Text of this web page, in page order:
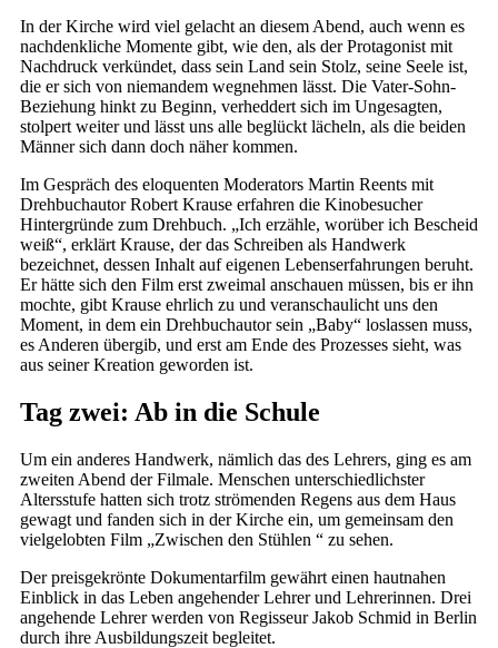
In der Kirche wird viel gelacht an diesem Abend, auch wenn es
nachdenkliche Momente gibt, wie den, als der Protagonist mit
Nachdruck verkündet, dass sein Land sein Stolz, seine Seele ist,
die er sich von niemandem wegnehmen lässt. Die Vater-Sohn-
Beziehung hinkt zu Beginn, verheddert sich im Ungesagten,
stolpert weiter und lässt uns alle beglückt lächeln, als die beiden
Männer sich dann doch näher kommen.
Im Gespräch des eloquenten Moderators Martin Reents mit
Drehbuchautor Robert Krause erfahren die Kinobesucher
Hintergründe zum Drehbuch. „Ich erzähle, worüber ich Bescheid
weiß“, erklärt Krause, der das Schreiben als Handwerk
bezeichnet, dessen Inhalt auf eigenen Lebenserfahrungen beruht.
Er hätte sich den Film erst zweimal anschauen müssen, bis er ihn
mochte, gibt Krause ehrlich zu und veranschaulicht uns den
Moment, in dem ein Drehbuchautor sein „Baby“ loslassen muss,
es Anderen übergib, und erst am Ende des Prozesses sieht, was
aus seiner Kreation geworden ist.
Tag zwei: Ab in die Schule
Um ein anderes Handwerk, nämlich das des Lehrers, ging es am
zweiten Abend der Filmale. Menschen unterschiedlichster
Altersstufe hatten sich trotz strömenden Regens aus dem Haus
gewagt und fanden sich in der Kirche ein, um gemeinsam den
vielgelobten Film „Zwischen den Stühlen “ zu sehen.
Der preisgekrönte Dokumentarfilm gewährt einen hautnahen
Einblick in das Leben angehender Lehrer und Lehrerinnen. Drei
angehende Lehrer werden von Regisseur Jakob Schmid in Berlin
durch ihre Ausbildungszeit begleitet.